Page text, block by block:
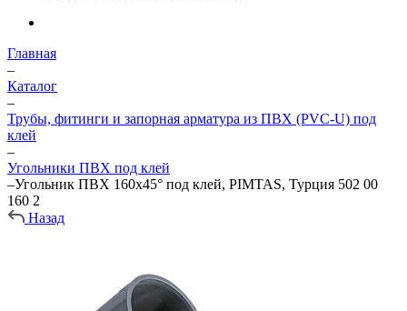
Главная
–
Каталог
–
Трубы, фитинги и запорная арматура из ПВХ (PVC-U) под
клей
–
Угольники ПВХ под клей
–Угольник ПВХ 160х45° под клей, PIMTAS, Турция 502 00
160 2
Назад